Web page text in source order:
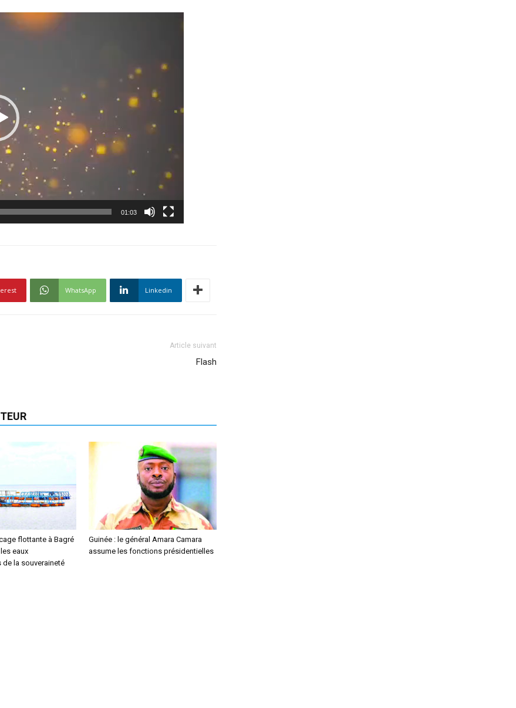
Lecteur
01:03
WhatsApp Linkedin
Article suivant
Flash
flottante à Bagré
eaux
la souveraineté
Guinée : le général Amara Camara
assume les fonctions présidentielles